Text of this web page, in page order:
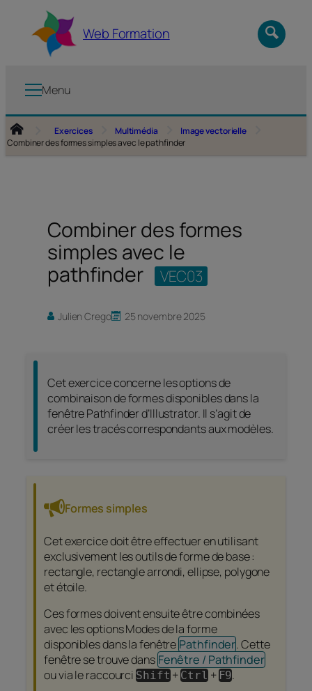
contenu
Web Formation
Menu
Exercices Multimédia
Image vectorielle
Combiner des formes simples avec le pathfinder
Combiner des formes
simples avec le
pathfinder
VEC03
Julien Crego 25 novembre 2025
Cet exercice concerne les options de
combinaison de formes disponibles dans la
fenêtre Pathfinder d’Illustrator. Il s’agit de
créer les tracés correspondants aux modèles.
Formes simples
Cet exercice doit être effectuer en utilisant
exclusivement les outils de forme de base :
rectangle, rectangle arrondi, ellipse, polygone
et étoile.
Ces formes doivent ensuite être combinées
avec les options Modes de la forme
disponibles dans la fenêtre Pathfinder. Cette
fenêtre se trouve dans Fenêtre / Pathfinder
ou via le raccourciShift+Ctrl+F9.